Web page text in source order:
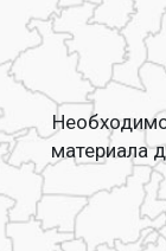
материала